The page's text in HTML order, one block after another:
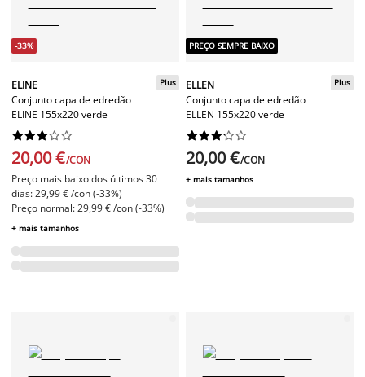
-33%
ELINE
Conjunto capa de edredão
ELINE 155x220 verde
Plus






20,00 €/CON
Preço mais baixo dos últimos 30
dias: 29,99 € /con (-33%)
Preço normal: 29,99 € /con (-33%)
+ mais tamanhos
PREÇO SEMPRE BAIXO
ELLEN
Conjunto capa de edredão
ELLEN 155x220 verde
Plus






20,00 €/CON
+ mais tamanhos